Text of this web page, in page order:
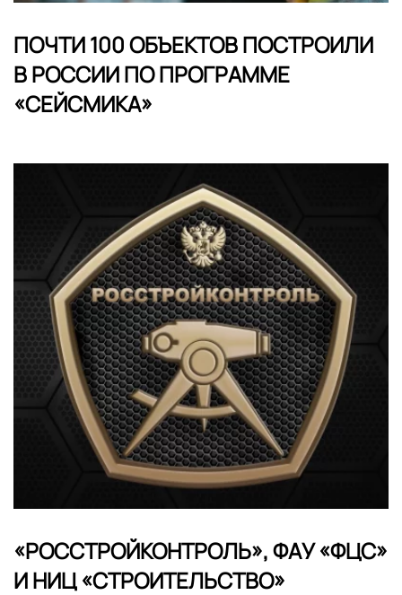
ПОЧТИ 100 ОБЪЕКТОВ ПОСТРОИЛИ
В РОССИИ ПО ПРОГРАММЕ
«СЕЙСМИКА»
«РОССТРОЙКОНТРОЛЬ», ФАУ «ФЦС»
И НИЦ «СТРОИТЕЛЬСТВО»